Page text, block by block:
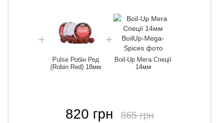
Pulse Робін Ред
(Robin Red) 18мм
Boil-Up Мега Спеції
14мм
820 грн 865 грн